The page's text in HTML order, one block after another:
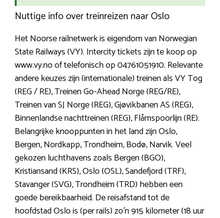
Nuttige info over treinreizen naar Oslo
Het Noorse railnetwerk is eigendom van Norwegian
State Railways (VY). Intercity tickets zijn te koop op
www.vy.no of telefonisch op 04761051910. Relevante
andere keuzes zijn (internationale) treinen als VY Tog
(REG / RE), Treinen Go-Ahead Norge (REG/RE),
Treinen van SJ Norge (REG), Gjøvikbanen AS (REG),
Binnenlandse nachttreinen (REG), Flåmspoorlijn (RE).
Belangrijke knooppunten in het land zijn Oslo,
Bergen, Nordkapp, Trondheim, Bodø, Narvik. Veel
gekozen luchthavens zoals Bergen (BGO),
Kristiansand (KRS), Oslo (OSL), Sandefjord (TRF),
Stavanger (SVG), Trondheim (TRD) hebben een
goede bereikbaarheid. De reisafstand tot de
hoofdstad Oslo is (per rails) zo’n 915 kilometer (18 uur